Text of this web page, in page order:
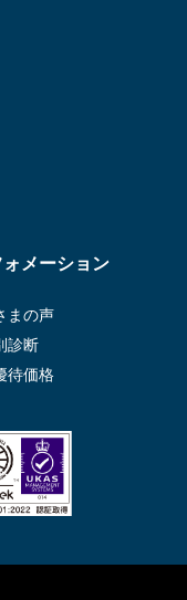
メーション
まの声
診断
待価格